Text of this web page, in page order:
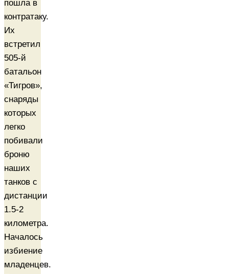
пошла в
контратаку.
Их
встретил
505-й
батальон
«Тигров»,
снаряды
которых
легко
побивали
броню
наших
танков с
дистанции
1.5-2
километра.
Началось
избиение
младенцев.